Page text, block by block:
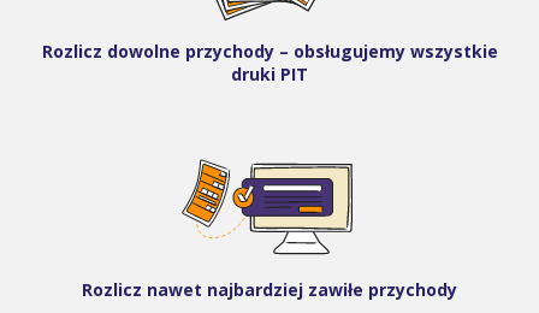
Rozlicz dowolne przychody – obsługujemy wszystkie
druki PIT
Rozlicz nawet najbardziej zawiłe przychody